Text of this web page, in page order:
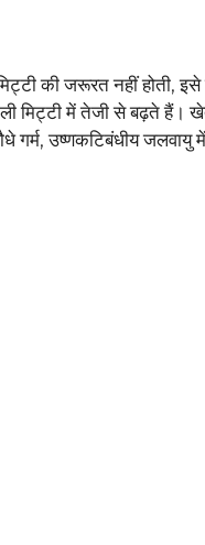
की जरूरत नहीं होती, इसे
मिट्टी में तेजी से बढ़ते हैं।
गर्म, उष्णकटिबंधीय जलवायु